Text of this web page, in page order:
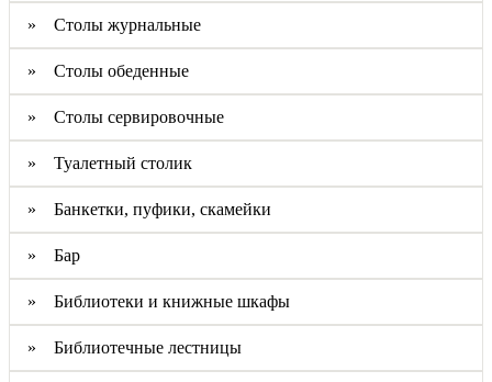
» Столы журнальные
» Столы обеденные
» Столы сервировочные
» Туалетный столик
» Банкетки, пуфики, скамейки
» Бар
» Библиотеки и книжные шкафы
» Библиотечные лестницы